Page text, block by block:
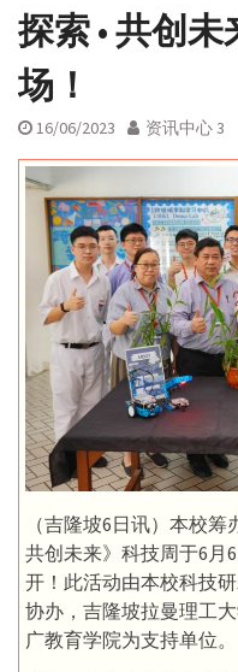
探索 • 共创
场！
16/06/2023 资讯中心 3
（吉隆坡6日讯）本校
共创未来》科技周于6月
开！此活动由本校科技
协办，吉隆坡拉曼理工
广教育学院为支持单位。